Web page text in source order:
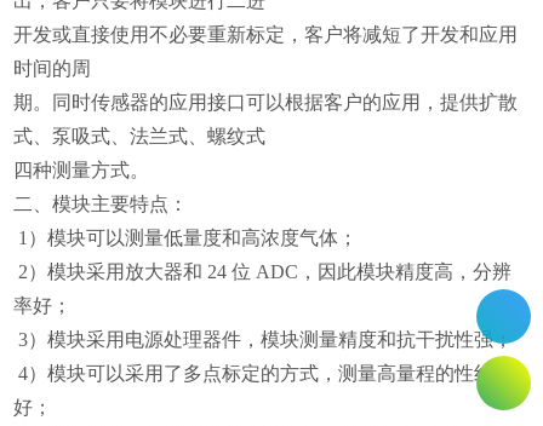
开发或直接使用不必要重新标定，客户将减短了开发和应用
时间的周
期。同时传感器的应用接口可以根据客户的应用，提供扩散
式、泵吸式、法兰式、螺纹式
四种测量方式。
二、模块主要特点：
1）模块可以测量低量度和高浓度气体；
2）模块采用放大器和 24 位 ADC，因此模块精度高，分辨
率好；
3）模块采用电源处理器件，模块测量精度和抗干扰性强；
4）模块可以采用了多点标定的方式，测量高量程的性线
好；